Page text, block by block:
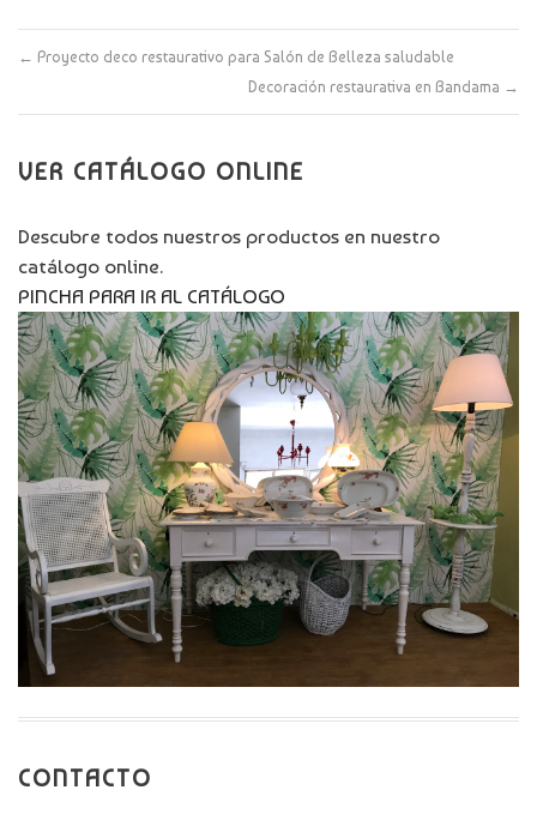
← Proyecto deco restaurativo para Salón de Belleza saludable
Decoración restaurativa en Bandama →
VER CATÁLOGO ONLINE
Descubre todos nuestros productos en nuestro
catálogo online.
PINCHA PARA IR AL CATÁLOGO
CONTACTO